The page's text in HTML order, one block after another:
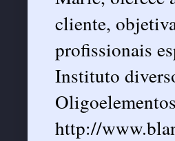
cliente,
profissionais
Instituto
http://